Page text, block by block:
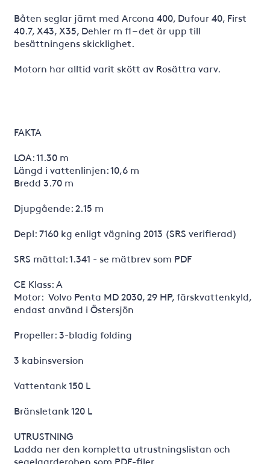
Båten seglar jämt med Arcona 400, Dufour 40, First
40.7, X43, X35, Dehler m fl – det är upp till
besättningens skicklighet.
Motorn har alltid varit skött av Rosättra varv.
FAKTA
LOA: 11.30 m
Längd i vattenlinjen: 10,6 m
Bredd 3.70 m
Djupgående: 2.15 m
Depl: 7160 kg enligt vägning 2013 (SRS verifierad)
SRS mättal: 1.341 - se mätbrev som PDF
CE Klass: A
Motor: Volvo Penta MD 2030, 29 HP, färskvattenkyld,
endast använd i Östersjön
Propeller: 3-bladig folding
3 kabinsversion
Vattentank 150 L
Bränsletank 120 L
UTRUSTNING
Ladda ner den kompletta utrustningslistan och
segelgarderoben som PDF-filer